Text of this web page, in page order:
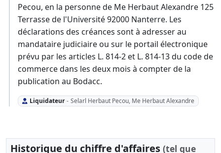
Pecou, en la personne de Me Herbaut Alexandre 125
Terrasse de l'Université 92000 Nanterre. Les
déclarations des créances sont à adresser au
mandataire judiciaire ou sur le portail électronique
prévu par les articles L. 814-2 et L. 814-13 du code de
commerce dans les deux mois à compter de la
publication au Bodacc.
Liquidateur - Selarl Herbaut Pecou, Me Herbaut Alexandre
Historique du chiffre d'affaires (tel que